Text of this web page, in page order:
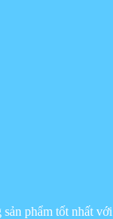
phẩm tốt nhất